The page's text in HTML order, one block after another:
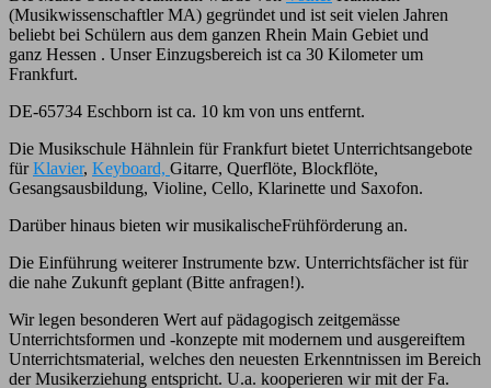
(Musikwissenschaftler MA) gegründet und ist seit vielen Jahren
beliebt bei Schülern aus dem ganzen Rhein Main Gebiet und
ganz Hessen . Unser Einzugsbereich ist ca 30 Kilometer um
Frankfurt.
DE-65734 Eschborn ist ca. 10 km von uns entfernt.
Die Musikschule Hähnlein für Frankfurt bietet Unterrichtsangebote
fürKlavier, Keyboard, Gitarre, Querflöte, Blockflöte,
Gesangsausbildung, Violine, Cello, Klarinette und Saxofon.
Darüber hinaus bieten wir musikalischeFrühförderung an.
Die Einführung weiterer Instrumente bzw. Unterrichtsfächer ist für
die nahe Zukunft geplant (Bitte anfragen!).
Wir legen besonderen Wert auf pädagogisch zeitgemässe
Unterrichtsformen und -konzepte mit modernem und ausgereiftem
Unterrichtsmaterial, welches den neuesten Erkenntnissen im Bereich
der Musikerziehung entspricht. U.a. kooperieren wir mit der Fa.